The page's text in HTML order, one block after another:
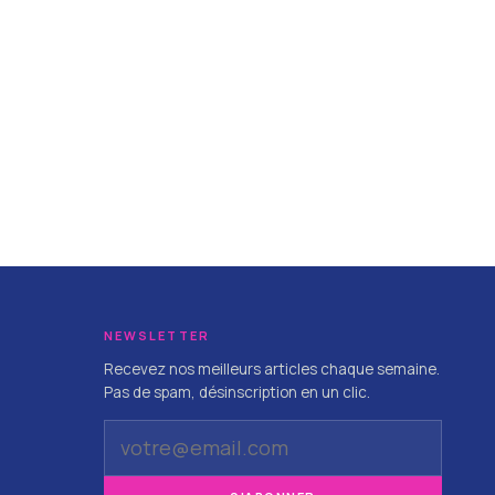
NEWSLETTER
Recevez nos meilleurs articles chaque semaine.
Pas de spam, désinscription en un clic.